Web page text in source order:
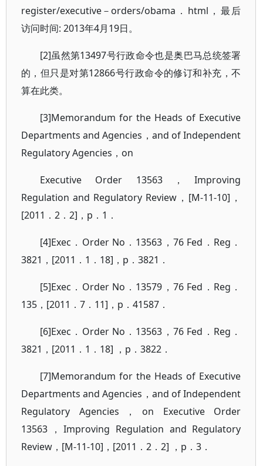
register/executive－orders/obama．html，最后
访问时间: 2013年4月19日。
[2]虽然第13497号行政命令也是奥巴马总统签署
的，但只是对第12866号行政命令的修订和补充，不
算在此类。
[3]Memorandum for the Heads of Executive
Departments and Agencies，and of Independent
Regulatory Agencies，on
Executive Order 13563，Improving
Regulation and Regulatory Review，[M-11-10]，
[2011．2．2]，p．1．
[4]Exec．Order No．13563，76 Fed．Reg．
3821，[2011．1．18]，p．3821．
[5]Exec．Order No．13579，76 Fed．Reg．
135，[2011．7．11]，p．41587．
[6]Exec．Order No．13563，76 Fed．Reg．
3821，[2011．1．18] ，p．3822．
[7]Memorandum for the Heads of Executive
Departments and Agencies，and of Independent
Regulatory Agencies，on Executive Order
13563，Improving Regulation and Regulatory
Review，[M-11-10]，[2011．2．2] ，p．3．